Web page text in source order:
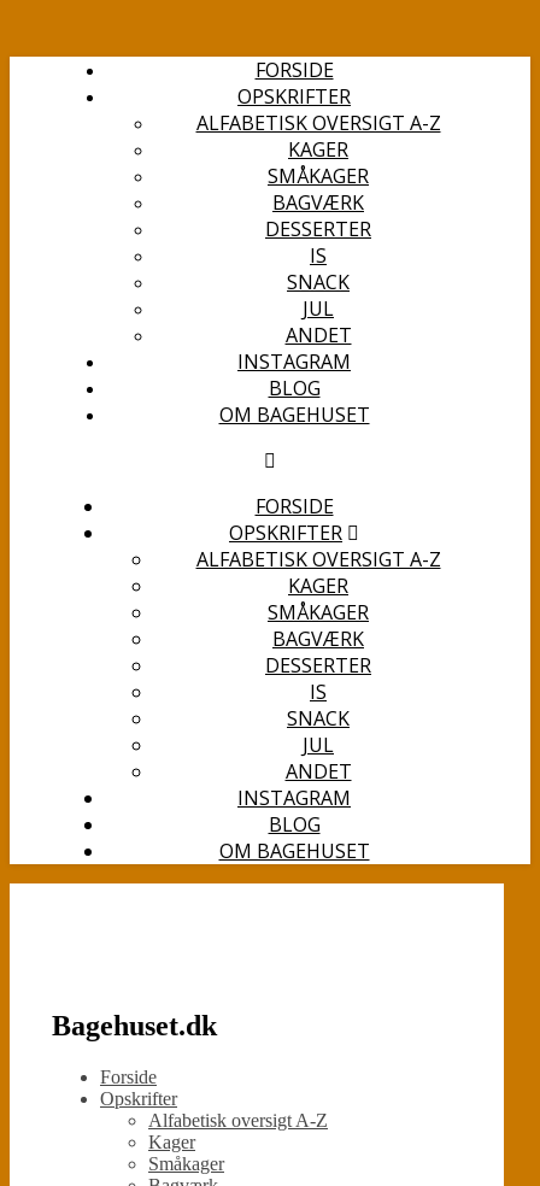
FORSIDE
OPSKRIFTER
ALFABETISK OVERSIGT A-Z
KAGER
SMÅKAGER
BAGVÆRK
DESSERTER
IS
SNACK
JUL
ANDET
INSTAGRAM
BLOG
OM BAGEHUSET
FORSIDE
OPSKRIFTER
ALFABETISK OVERSIGT A-Z
KAGER
SMÅKAGER
BAGVÆRK
DESSERTER
IS
SNACK
JUL
ANDET
INSTAGRAM
BLOG
OM BAGEHUSET
Bagehuset.dk
Forside
Opskrifter
Alfabetisk oversigt A-Z
Kager
Småkager